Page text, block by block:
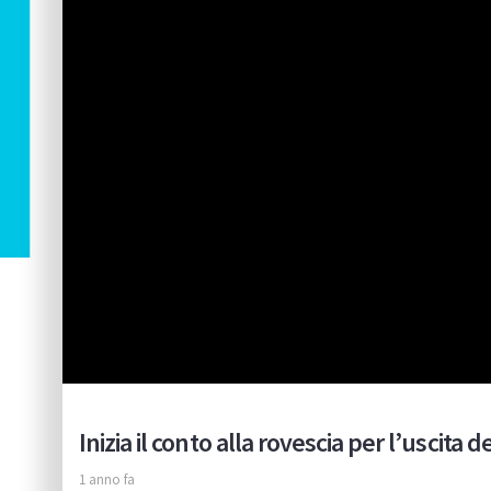
Inizia il conto alla rovescia per l’uscita
1 anno fa